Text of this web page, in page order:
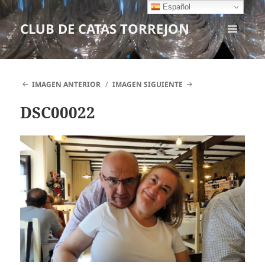
CLUB DE CATAS TORREJON
MENÚ
Y
IMAGEN ANTERIOR
IMAGEN SIGUIENTE
DSC00022
Español